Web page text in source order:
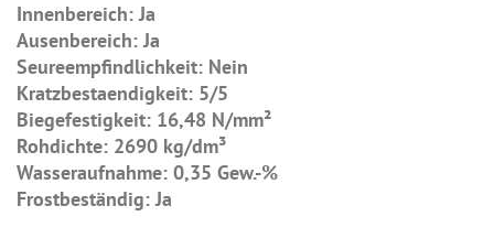
Innenbereich: Ja
Ausenbereich: Ja
Seureempfindlichkeit: Nein
Kratzbestaendigkeit: 5/5
Biegefestigkeit: 16,48 N/mm²
Rohdichte: 2690 kg/dm³
Wasseraufnahme: 0,35 Gew.-%
Frostbeständig: Ja